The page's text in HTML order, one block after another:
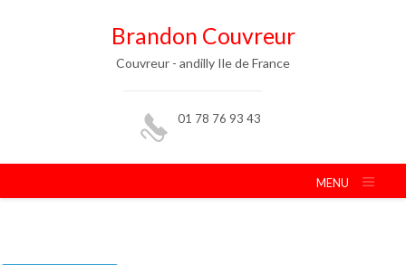
Brandon Couvreur
Couvreur - andilly Ile de France
01 78 76 93 43
MENU